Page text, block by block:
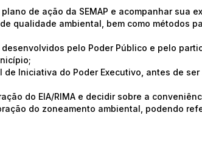
de ação da SEMAP e acompanhar sua
qualidade ambiental, bem como métodos
pelo Poder Público e pelo
Iniciativa do Poder Executivo, antes de
do EIA/RIMA e decidir sobre a
do zoneamento ambiental, podendo